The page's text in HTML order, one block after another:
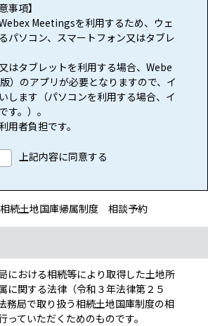
事項】
Meetingsを利用するため、ウェ
パソコン、スマートフォン又はタブレ
はタブレットを利用する場合、Webe
）のアプリが必要となりますので、イ
します（パソコンを利用する場合、イ
す。）。
者負担です。
上記内容に同意する
続土地国庫帰属制度 相談予約
における相続等により取得した土地所
に関する法律（令和３年法律第２５
務局で取り扱う相続土地国庫制度の相
っていただくためのものです。